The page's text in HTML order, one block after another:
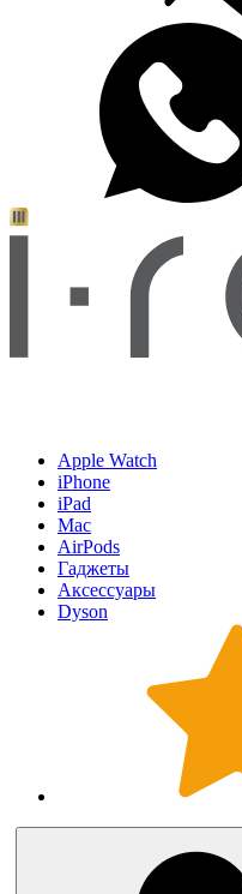
Apple Watch
iPhone
iPad
Mac
AirPods
Гаджеты
Аксессуары
Dyson